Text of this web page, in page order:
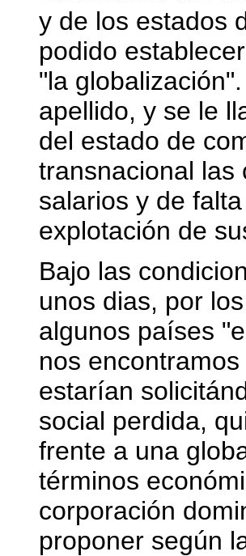
y de los estados
podido
"la
apellido, y se le
del estado de
transnacional las
salarios y de
explotación de
Bajo las
unos dias, por
algunos países
nos
estarían
social perdida,
frente a una
términos
corporación
proponer según